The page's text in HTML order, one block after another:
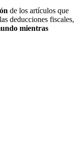
de los artículos que
deducciones fiscales,
mientras